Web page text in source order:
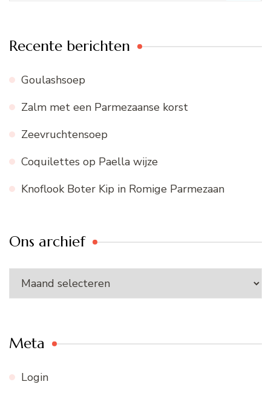
Recente berichten
Goulashsoep
Zalm met een Parmezaanse korst
Zeevruchtensoep
Coquilettes op Paella wijze
Knoflook Boter Kip in Romige Parmezaan
Ons archief
Ons
archief
Meta
Login